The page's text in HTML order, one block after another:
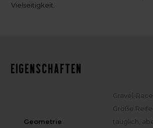
Vielseitigkeit.
Eigenschaften
Geometrie
Gravel-
Große
tauglich,